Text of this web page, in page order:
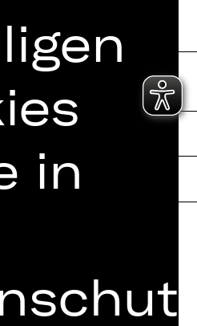
Interner Bereich
ZVB/L
in